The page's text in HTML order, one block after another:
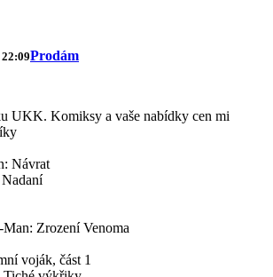
Prodám
UKK. Komiksy a vaše nabídky cen mi
Návrat
Zrození Venoma
voják, část 1